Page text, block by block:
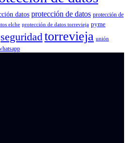
datos protección de datos protección de
elche protección de datos torrevieja pyme
seguridadtorrevieja unión